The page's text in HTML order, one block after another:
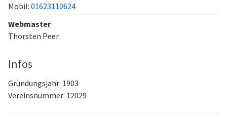
Mobil: 01623110624
Webmaster
Thorsten Peer
Infos
Gründungsjahr: 1903
Vereinsnummer: 12029